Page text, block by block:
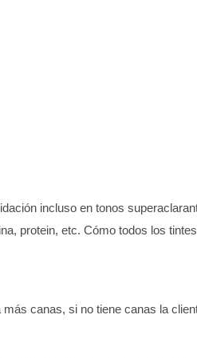
incluso en tonos
protein, etc. Cómo todos los
canas, si no tiene canas la